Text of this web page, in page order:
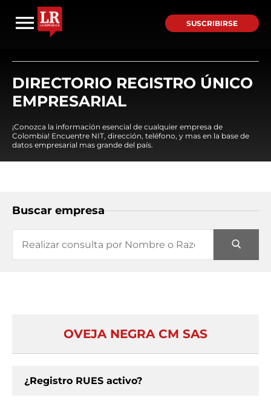
SUSCRIBIRSE
DIRECTORIO REGISTRO ÚNICO
EMPRESARIAL
¡Conozca la información esencial de cualquier empresa de
Colombia! Encuentre NIT, dirección, teléfono, y mas en la base de
datos empresarial mas grande del país.
Buscar empresa
OVEJA NEGRA CM SAS
¿Registro RUES activo?